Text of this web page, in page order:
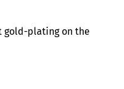
gold-plating on the